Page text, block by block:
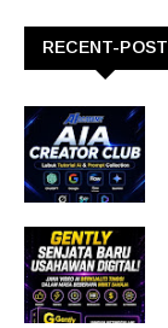
RECENT-POST